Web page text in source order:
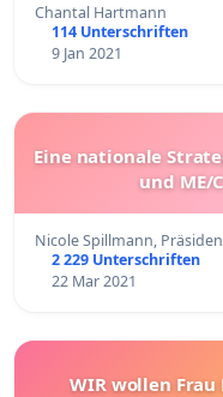
Chantal Hartmann
114 Unterschriften
9 Jan 2021
Eine nationale
und ME/
Nicole Spillmann,
2 229 Unterschriften
22 Mar 2021
WIR wollen